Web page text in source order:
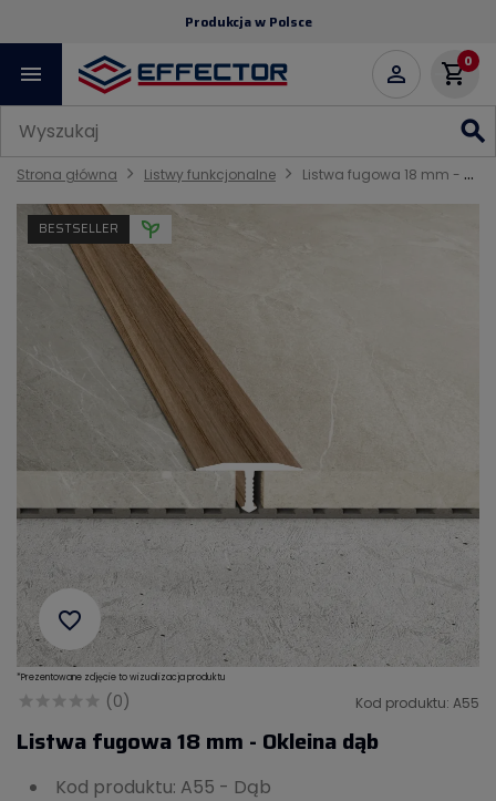
Produkcja w Polsce
menu
search
 shopping_cart0
Strona główna Listwy funkcjonalne Listwa fugowa 18 mm - Okleina dąb
BESTSELLER
favorite_border
*Prezentowane zdjęcie to wizualizacja produktu
(0) Kod produktu: A55
Listwa fugowa 18 mm - Okleina dąb
Kod produktu: A55 - Dąb